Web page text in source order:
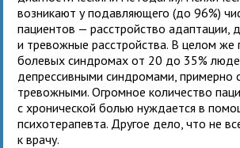
возникают у подавляющего (до 96%)
пациентов — расстройство адаптации,
и тревожные расстройства. В целом же
болевых синдромах от 20 до 35%
депрессивными синдромами, примерно
тревожными. Огромное количество
с хронической болью нуждается в
психотерапевта. Другое дело, что не
к врачу.